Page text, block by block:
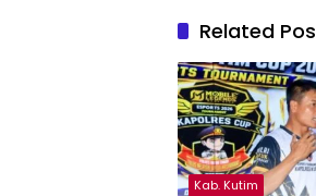
Related
Kab. Kutim